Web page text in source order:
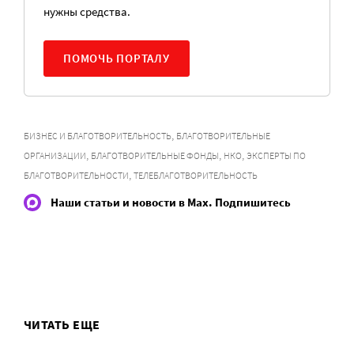
нужны средства.
ПОМОЧЬ ПОРТАЛУ
БИЗНЕС И БЛАГОТВОРИТЕЛЬНОСТЬ БЛАГОТВОРИТЕЛЬНЫЕ
ОРГАНИЗАЦИИ БЛАГОТВОРИТЕЛЬНЫЕ ФОНДЫ НКО ЭКСПЕРТЫ ПО
БЛАГОТВОРИТЕЛЬНОСТИ ТЕЛЕБЛАГОТВОРИТЕЛЬНОСТЬ
Наши статьи и новости в Max. Подпишитесь
ЧИТАТЬ ЕЩЕ